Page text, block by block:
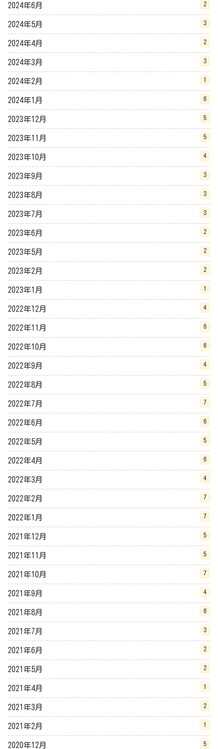
2024年6月 2
2024年5月 3
2024年4月 2
2024年3月 3
2024年2月 1
2024年1月 6
2023年12月 5
2023年11月 5
2023年10月 4
2023年9月 3
2023年8月 3
2023年7月 3
2023年6月 2
2023年5月 2
2023年2月 2
2023年1月 1
2022年12月 4
2022年11月 6
2022年10月 6
2022年9月 4
2022年8月 5
2022年7月 7
2022年6月 6
2022年5月 5
2022年4月 6
2022年3月 4
2022年2月 7
2022年1月 7
2021年12月 5
2021年11月 5
2021年10月 7
2021年9月 4
2021年8月 6
2021年7月 3
2021年6月 2
2021年5月 2
2021年4月 1
2021年3月 2
2021年2月 1
2020年12月 5